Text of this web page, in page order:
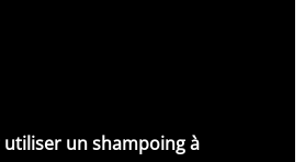
utiliser un shampoing à